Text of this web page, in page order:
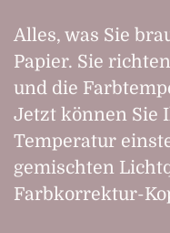
Alles, was Sie
Papier. Sie
und die
Jetzt können Sie
Temperatur
gemischten
Farbkorrektur-